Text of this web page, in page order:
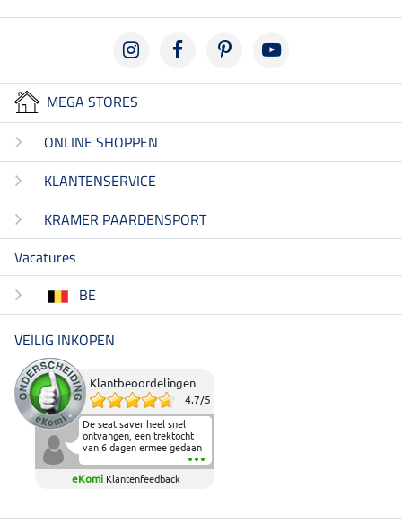
MEGA STORES
ONLINE SHOPPEN
KLANTENSERVICE
KRAMER PAARDENSPORT
Vacatures
BE
VEILIG INKOPEN
Klantbeoordelingen
4.7/5
De seat saver heel snel
ontvangen, een trektocht
van 6 dagen ermee gedaan
en deze heeft de beproeving
fantastisch doorstaan.
Heerlijk zacht om op te
elkaar in het zadel.
eKomi Klantenfeedback